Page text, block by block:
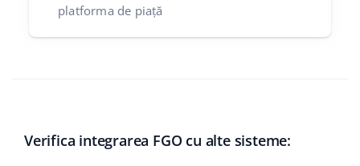
platforma de piață
Verifica integrarea FGO cu alte sisteme: